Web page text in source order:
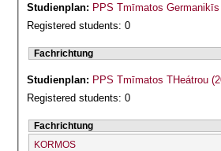
Studienplan: PPS Tmīmatos
Registered students: 0
Fachrichtung
Studienplan: PPS Tmīmatos THeátrou
Registered students: 0
Fachrichtung
KORMOS